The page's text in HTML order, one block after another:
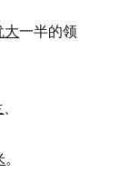
大一半的领
、
。